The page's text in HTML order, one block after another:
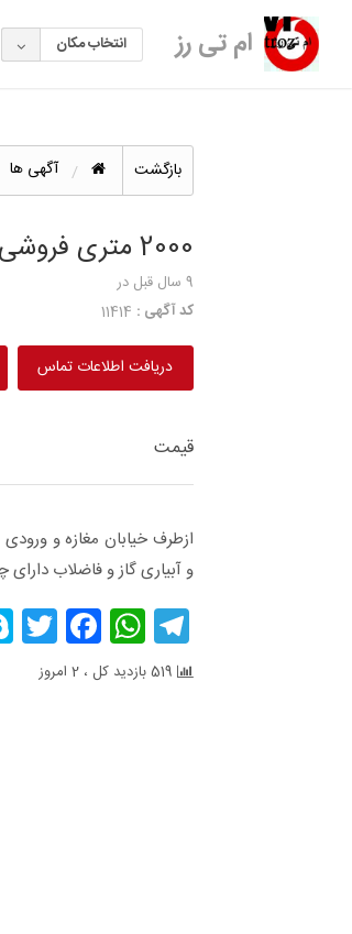
ام تی رز انتخاب مکان
بازگشت آگهی ها
2000 متری فروشی تبریز
9 سال قبل
در
کد آگهی :
دریافت اطلاعات تماس
قیمت
ازطرف خیابان مغازه و
و آبیاری گاز و فاضلاب